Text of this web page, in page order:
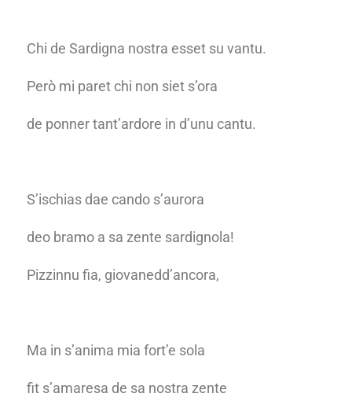
Chi de Sardigna nostra esset su vantu.
Però mi paret chi non siet s’ora
de ponner tant’ardore in d’unu cantu.
S’ischias dae cando s’aurora
deo bramo a sa zente sardignola!
Pizzinnu fia, giovanedd’ancora,
Ma in s’anima mia fort’e sola
fit s’amaresa de sa nostra zente